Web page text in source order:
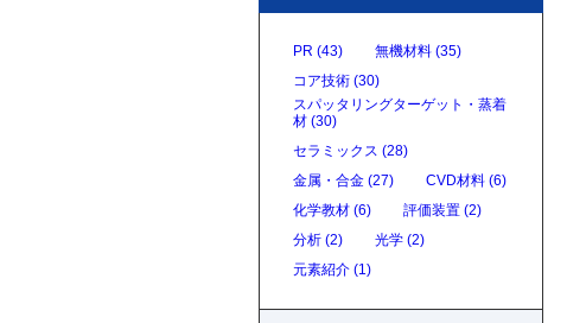
PR (43)
無機材料 (35)
コア技術 (30)
スパッタリングターゲット・蒸着
材 (30)
セラミックス (28)
金属・合金 (27)
CVD材料 (6)
化学教材 (6)
評価装置 (2)
分析 (2)
光学 (2)
元素紹介 (1)